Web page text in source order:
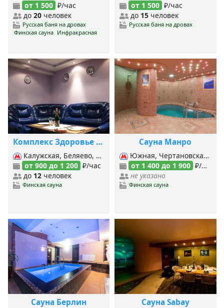
от 1 500 ₽/час
до 20 человек
Русская баня на дровах
Финская сауна Инфракрасная
от 1 500 ₽/час
до 15человек
Русская баня на дровах
Комплекс Здоровье на Севастопольском
Калужская, Беляево, Чертановская,
от 900 до 1 200 ₽/час
до 12 человек
Финская сауна
Сауна Манро
Южная, Чертановская, Пражская,
от 1 400 до 1 900 ₽/час
не указано
Финская сауна
Сауна Берлин Сауна Sabay